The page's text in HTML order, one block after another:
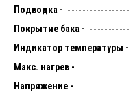
Подводка -
Покрытие бака -
Индикатор температуры -
Макс. нагрев -
Напряжение -